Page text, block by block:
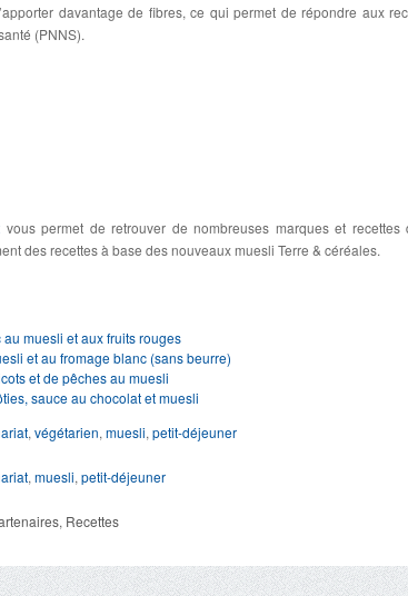
davantage de fibres, ce qui permet de répondre aux
(PNNS).
vous permet de retrouver de nombreuses marques et recettes
des recettes à base des nouveaux muesli Terre & céréales.
muesli et aux fruits rouges
et au fromage blanc (sans beurre)
et de pêches au muesli
sauce au chocolat et muesli
, végétarien, muesli, petit-déjeuner
, muesli, petit-déjeuner
, Recettes